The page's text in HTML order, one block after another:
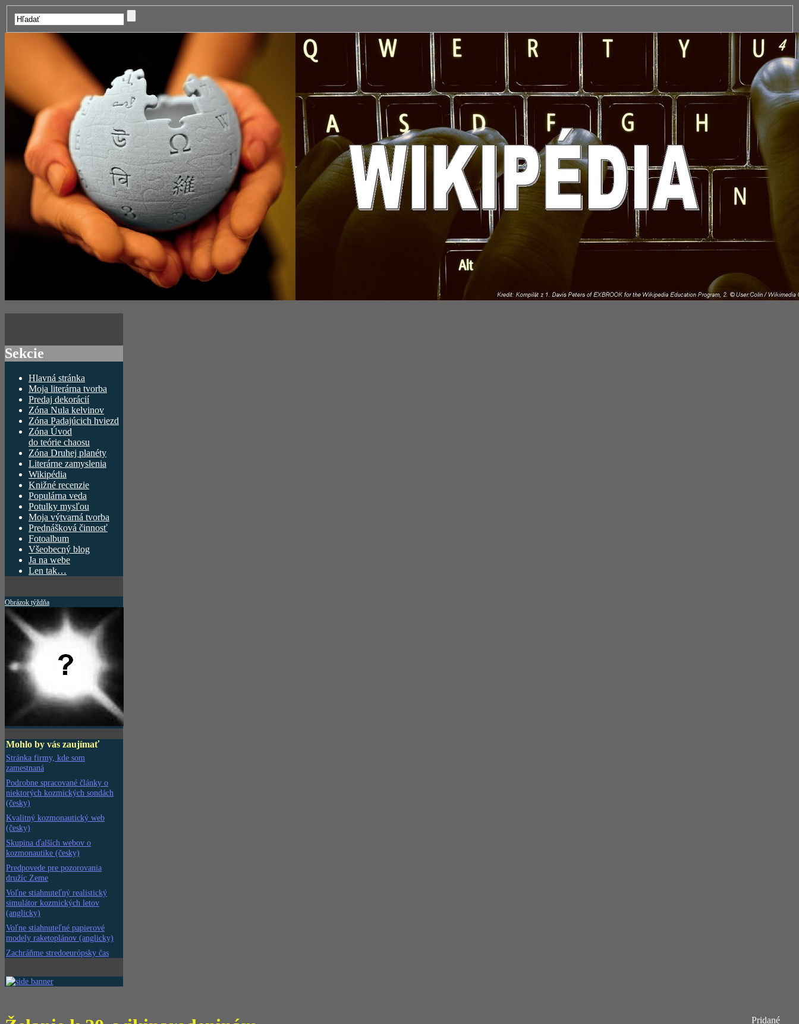
Sekcie
Hlavná stránka
Moja literárna tvorba
Predaj dekorácií
Zóna Nula kelvinov
Zóna Padajúcich hviezd
Zóna Úvod
do teórie chaosu
Zóna Druhej planéty
Literárne zamyslenia
Wikipédia
Knižné recenzie
Populárna veda
Potulky mysľou
Moja výtvarná tvorba
Prednášková činnosť
Fotoalbum
Všeobecný blog
Ja na webe
Len tak…
Obrázok týždňa
Mohlo by vás zaujímať
Stránka firmy, kde som
zamestnaná
Podrobne spracované články o
niektorých kozmických sondách
(česky)
Kvalitný kozmonautický web
(česky)
Skupina ďalších webov o
kozmonautike (česky)
Predpovede pre pozorovania
družíc Zeme
Voľne stiahnuteľný realistický
simulátor kozmických letov
(anglicky)
Voľne stiahnuteľné papierové
modely raketoplánov (anglicky)
Zachráňme stredoeurópsky čas
Pridané